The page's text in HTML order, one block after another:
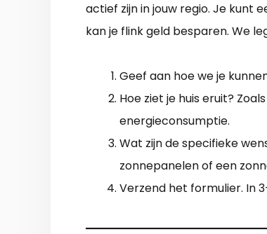
actief zijn in jouw regio. Je kunt
kan je flink geld besparen. We
Geef aan hoe we je
Hoe ziet je huis eruit?
energieconsumptie.
Wat zijn de specifieke
zonnepanelen of een
Verzend het formulier. In